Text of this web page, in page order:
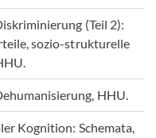
(Teil 2):
sozio-strukturelle
HHU.
Kognition: Schemata,